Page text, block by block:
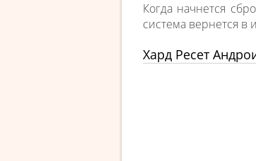
Когда начнется
система вернется в
Хард Ресет